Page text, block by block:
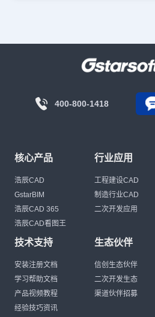
400-800-1418
核心产品
浩辰CAD
GstarBIM
浩辰CAD 365
浩辰CAD看图王
行业应用
工程建设CAD
制造行业CAD
二次开发应用
技术支持
安装注册文档
学习帮助文档
产品视频教程
经验技巧资讯
生态伙伴
信创生态伙伴
二次开发生态
渠道伙伴招募